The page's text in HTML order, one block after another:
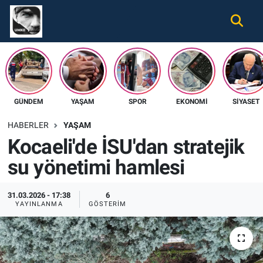
GÜNDEM YAŞAM SPOR EKONOMI SIYASET
HABERLER YAŞAM
Kocaeli'de İSU'dan stratejik
su yönetimi hamlesi
31.03.2026 - 17:38
YAYINLANMA
6
GÖSTERIM
Gündem
Ekonomi
Spor
Tüm Haberler
İletişim
Künye
Nöbetçi Eczaneler
Hava Durumu
Namaz Vakitleri
Süper Lig Puan Durumu ve Fikstür
Tüm Manşetler
Son Dakika Haberleri
Haber Arşivi